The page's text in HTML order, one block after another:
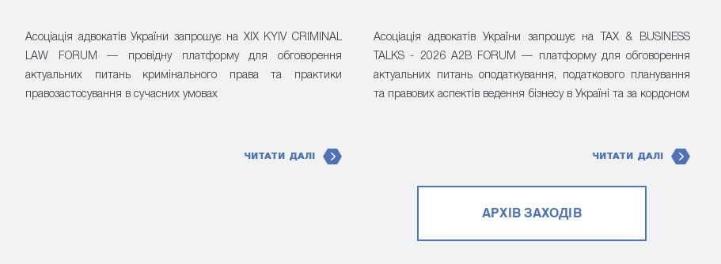
Асоціація адвокатів України запрошує на XIX KYIV CRIMINAL
LAW FORUM — провідну платформу для обговорення
актуальних питань кримінального права та практики
правозастосування в сучасних умовах
ЧИТАТИ ДАЛІ
Асоціація адвокатів України запрошує на TAX & BUSINESS
TALKS - 2026 A2B FORUM — платформу для обговорення
актуальних питань оподаткування, податкового планування
та правових аспектів ведення бізнесу в Україні та за кордоном
ЧИТАТИ ДАЛІ
АРХІВ ЗАХОДІВ